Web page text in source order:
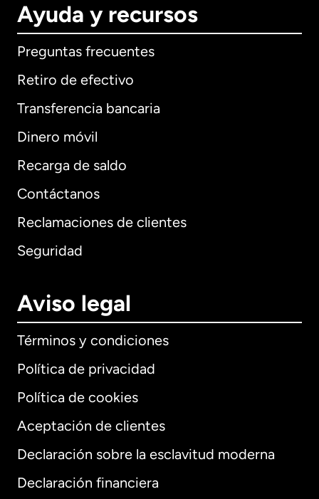
Ayuda y recursos
Preguntas frecuentes
Retiro de efectivo
Transferencia bancaria
Dinero móvil
Recarga de saldo
Contáctanos
Reclamaciones de clientes
Seguridad
Aviso legal
Términos y condiciones
Política de privacidad
Política de cookies
Aceptación de clientes
Declaración sobre la esclavitud moderna
Declaración financiera
Internacional English